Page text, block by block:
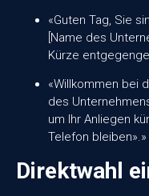
«Guten Tag, Sie
[Name des
Kürze
«Willkommen bei
des
um Ihr Anliegen
Telefon bleiben».»
Direktwahl